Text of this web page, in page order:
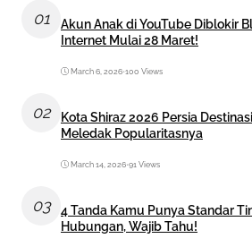
01
Akun Anak di YouTube Diblokir
Internet Mulai 28 Maret!
March 6, 2026•100 Views
02
Kota Shiraz 2026 Persia
Meledak Popularitasnya
March 14, 2026•91 Views
03
4 Tanda Kamu Punya Standar
Hubungan, Wajib Tahu!